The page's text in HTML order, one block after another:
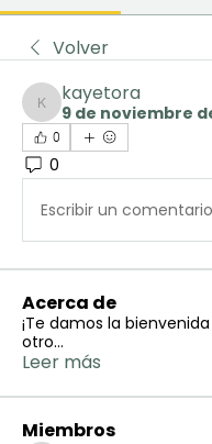
Volver
kayetora
kayetora
9 de noviembre
0
0
Escribir un
Acerca de
¡Te damos la
otro...
Leer más
Miembros